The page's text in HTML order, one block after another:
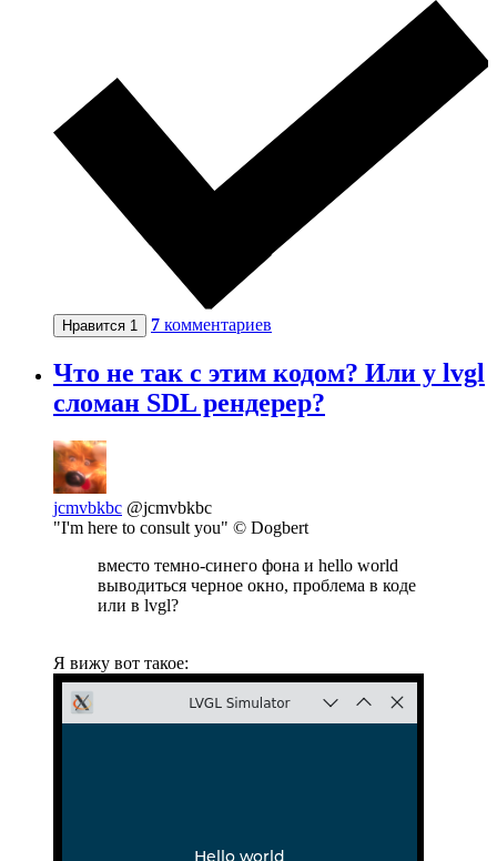
Нравится 1 7 комментариев
Что не так с этим кодом? Или у lvgl
сломан SDL рендерер?
jcmvbkbc @jcmvbkbc
"I'm here to consult you" © Dogbert
вместо темно-синего фона и hello world
выводиться черное окно, проблема в коде
или в lvgl?
Я вижу вот такое: